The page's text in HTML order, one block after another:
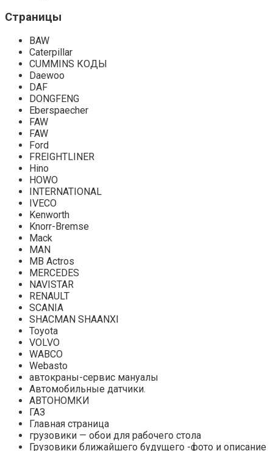
Страницы
BAW
Caterpillar
CUMMINS КОДЫ
Daewoo
DAF
DONGFENG
Eberspaecher
FAW
FAW
Ford
FREIGHTLINER
Hino
HOWO
INTERNATIONAL
IVECO
Kenworth
Knorr-Bremse
Mack
MAN
MB Actros
MERCEDES
NAVISTAR
RENAULT
SCANIA
SHACMAN SHAANXI
Toyota
VOLVO
WABCO
Webasto
автокраны-сервис мануалы
Автомобильные датчики.
АВТОНОМКИ
ГАЗ
Главная страница
грузовики — обои для рабочего стола
Грузовики ближайшего будущего -фото и описание